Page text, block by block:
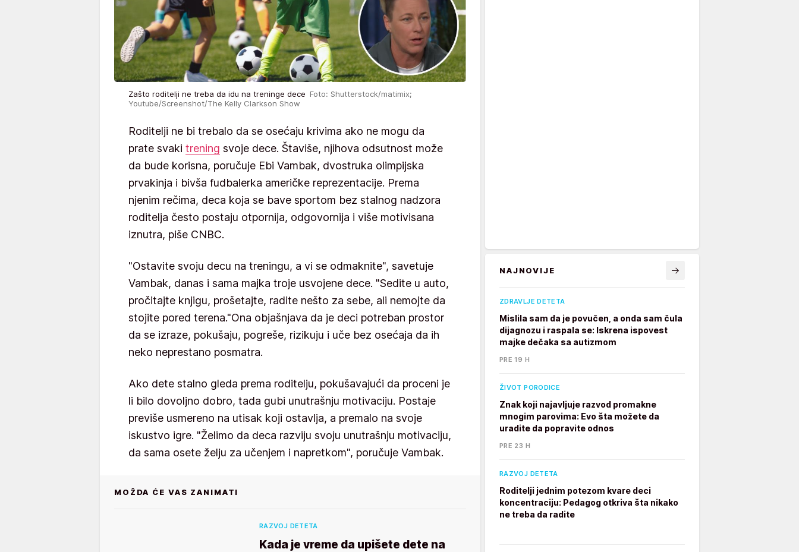
Zašto roditelji ne treba da idu na treninge dece Foto: Shutterstock/matimix;
Youtube/Screenshot/The Kelly Clarkson Show
Roditelji ne bi trebalo da se osećaju krivima ako ne mogu da
prate svaki trening svoje dece. Štaviše, njihova odsutnost može
da bude korisna, poručuje Ebi Vambak, dvostruka olimpijska
prvakinja i bivša fudbalerka američke reprezentacije. Prema
njenim rečima, deca koja se bave sportom bez stalnog nadzora
roditelja često postaju otpornija, odgovornija i više motivisana
iznutra, piše CNBC.
"Ostavite svoju decu na treningu, a vi se odmaknite", savetuje
Vambak, danas i sama majka troje usvojene dece. "Sedite u auto,
pročitajte knjigu, prošetajte, radite nešto za sebe, ali nemojte da
stojite pored terena."Ona objašnjava da je deci potreban prostor
da se izraze, pokušaju, pogreše, rizikuju i uče bez osećaja da ih
neko neprestano posmatra.
Ako dete stalno gleda prema roditelju, pokušavajući da proceni je
li bilo dovoljno dobro, tada gubi unutrašnju motivaciju. Postaje
previše usmereno na utisak koji ostavlja, a premalo na svoje
iskustvo igre. "Želimo da deca razviju svoju unutrašnju motivaciju,
da sama osete želju za učenjem i napretkom", poručuje Vambak.
MOŽDA ĆE VAS ZANIMATI
RAZVOJ DETETA
Kada je vreme da upišete dete na
NAJNOVIJE
ZDRAVLJE DETETA
Mislila sam da je povučen, a onda sam čula
dijagnozu i raspala se: Iskrena ispovest
majke dečaka sa autizmom
PRE 19 H
ŽIVOT PORODICE
Znak koji najavljuje razvod promakne
mnogim parovima: Evo šta možete da
uradite da popravite odnos
PRE 23 H
RAZVOJ DETETA
Roditelji jednim potezom kvare deci
koncentraciju: Pedagog otkriva šta nikako
ne treba da radite